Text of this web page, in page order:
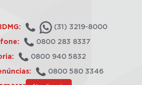
(31) 3219-8000
0800 283 8337
0800 940 5832
0800 580 3346